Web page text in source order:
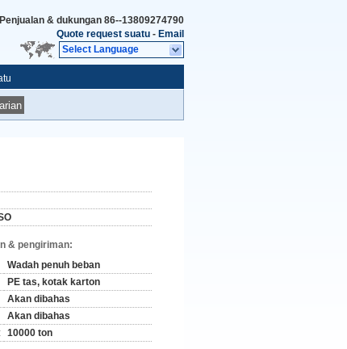
Penjualan & dukungan 86--13809274790
Quote request suatu - Email
Select Language
& pengiriman:
Wadah penuh beban
PE tas, kotak karton
Akan dibahas
Akan dibahas
10000 ton